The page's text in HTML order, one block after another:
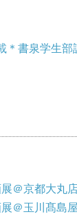
＊書泉学生部
＠京都大丸
＠玉川髙島屋